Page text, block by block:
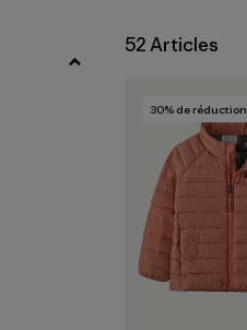
Filtrer par
Caractéristiques
52 Articles
30% de réduction